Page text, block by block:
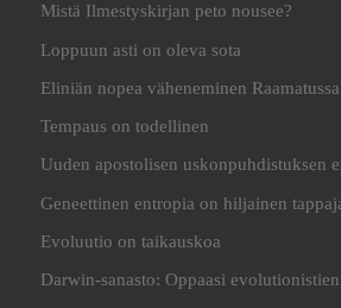
Mistä Ilmestyskirjan peto nousee?
Loppuun asti on oleva sota
Eliniän nopea väheneminen Raamatussa
Tempaus on todellinen
Uuden apostolisen uskonpuhdistuksen
Geneettinen entropia on hiljainen
Evoluutio on taikauskoa
Darwin-sanasto: Oppaasi